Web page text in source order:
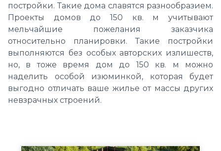
постройки. Такие дома славятся разнообразием.
Проекты домов до 150 кв. м учитывают
мельчайшие пожелания заказчика
относительно планировки. Такие постройки
выполняются без особых авторских излишеств,
но, в тоже время дом до 150 кв. м можно
наделить особой изюминкой, которая будет
выгодно отличать ваше жилье от массы других
невзрачных строений.